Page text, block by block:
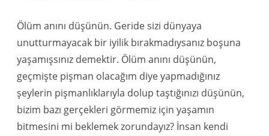
Ölüm anını düşünün. Geride sizi dünyaya
unutturmayacak bir iyilik bırakmadıysanız boşuna
yaşamışsınız demektir. Ölüm anını düşünün,
geçmişte pişman olacağım diye yapmadığınız
şeylerin pişmanlıklarıyla dolup taştığınızı düşünün,
bizim bazı gerçekleri görmemiz için yaşamın
bitmesini mi beklemek zorundayız? İnsan kendi